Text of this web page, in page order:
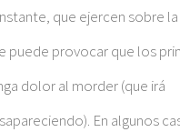
que ejercen sobre
puede provocar que los
dolor al morder (que irá
En algunos